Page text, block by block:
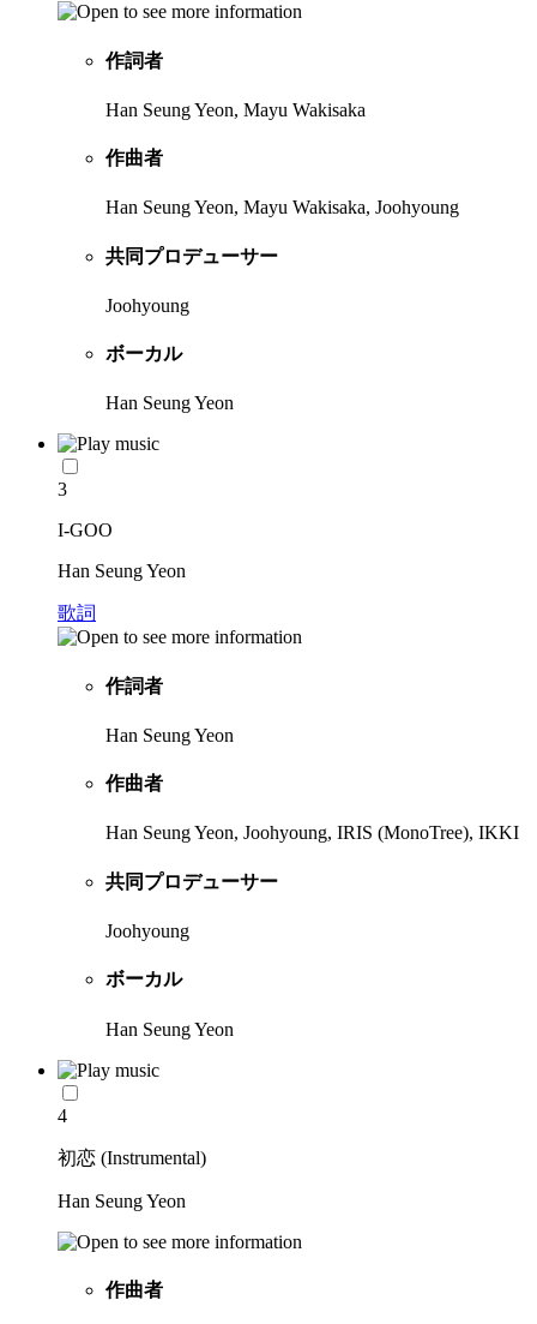
作詞者
Han Seung Yeon, Mayu Wakisaka
作曲者
Han Seung Yeon, Mayu Wakisaka, Joohyoung
共同プロデューサー
Joohyoung
ボーカル
Han Seung Yeon
3
I-GOO
Han Seung Yeon
歌詞
作詞者
Han Seung Yeon
作曲者
Han Seung Yeon, Joohyoung, IRIS (MonoTree), IKKI
共同プロデューサー
Joohyoung
ボーカル
Han Seung Yeon
4
初恋 (Instrumental)
Han Seung Yeon
作曲者